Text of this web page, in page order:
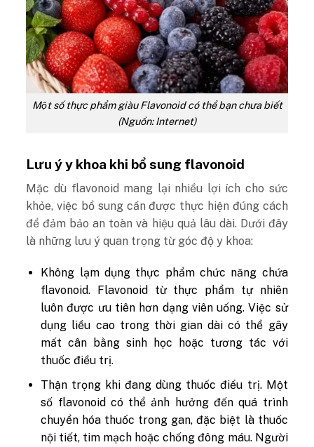
Một số thực phẩm giàu Flavonoid có thể bạn chưa biết
(Nguồn: Internet)
Lưu ý y khoa khi bổ sung flavonoid
Mặc dù flavonoid mang lại nhiều lợi ích cho sức
khỏe, việc bổ sung cần được thực hiện đúng cách
để đảm bảo an toàn và hiệu quả lâu dài. Dưới đây
là những lưu ý quan trọng từ góc độ y khoa:
Không lạm dụng thực phẩm chức năng chứa
flavonoid. Flavonoid từ thực phẩm tự nhiên
luôn được ưu tiên hơn dạng viên uống. Việc sử
dụng liều cao trong thời gian dài có thể gây
mất cân bằng sinh học hoặc tương tác với
thuốc điều trị.
Thận trọng khi đang dùng thuốc điều trị. Một
số flavonoid có thể ảnh hưởng đến quá trình
chuyển hóa thuốc trong gan, đặc biệt là thuốc
nội tiết, tim mạch hoặc chống đông máu. Người